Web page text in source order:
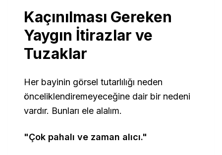
Kaçınılması Gereken
Yaygın İtirazlar ve
Tuzaklar
Her bayinin görsel tutarlılığı neden
önceliklendiremeyeceğine dair bir nedeni
vardır. Bunları ele alalım.
"Çok pahalı ve zaman alıcı."